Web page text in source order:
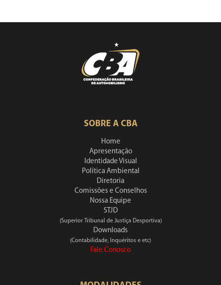
SOBRE A CBA
Home
Apresentação
Identidade Visual
Política Ambiental
Diretoria
Comissões e Conselhos
Nossa Equipe
STJD
(Superior Tribunal de Justiça Desportiva)
Downloads
(Contabilidade, Inquéritos e etc)
Fale Conosco